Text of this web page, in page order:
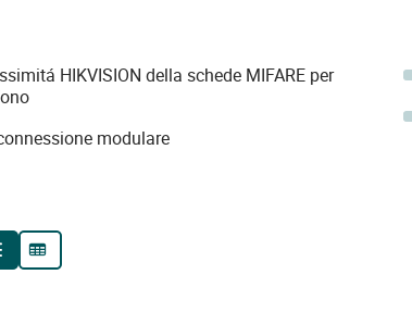
HIKVISION della schede MIFARE per
modulare